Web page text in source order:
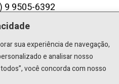
sua experiência de navegação,
e analisar nosso
você concorda com nosso
9 9505-6392